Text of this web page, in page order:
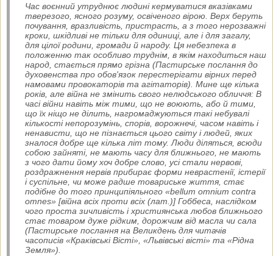
Час воєнний утруднює людині кермуватися вказівками
тверезого, ясного розуму, освіченого вірою. Верх беруть
почування, вразливість, пристрасть, а з того нерозважні
кроки, шкідливі не тільки для одиниці, але і для загалу,
для цілої родини, громади й народу. Ця небезпека в
положенню так особливо труднім, в якім находиться наш
народ, стається прямо грізна (Пастирське послання до
духовенства про обов'язок перестерігати вірних перед
намовами провокаторів та агітаторів). Мине ще кілька
років, але війна не змінить свого нелюдського обличчя: В
часі війни навіть між тими, що не воюють, або й тими,
що їх ніщо не ділить, нагромаджуються такі небувалі
кількості непорозумінь, спорів, ворожнечі, часом навіть і
ненависти, що не пізнається цього світу і людей, яких
зналося добре ще кілька літ тому. Люди діляться, всюди
собою зайняті, не мають часу для ближнього, не мають
з чого дати йому хоч добре слово, усі стали нервові,
роздражнення нервів прибирає форми неврастенії, істерії
і суспільне, чи може радше товариське життя, стає
подібне до того принципіяльного «bellum omnium contra
omnes» [війна всіх проти всіх (лат.)] Гоббеса, наслідком
чого проста зичливість і християнська любов ближнього
стає товаром дуже рідким, дорожчим від масла чи сала
(Пастирське послання на Великдень для читачів
часописів «Краківські Вісті», «Львівські вісті» та «Рідна
Земля»).